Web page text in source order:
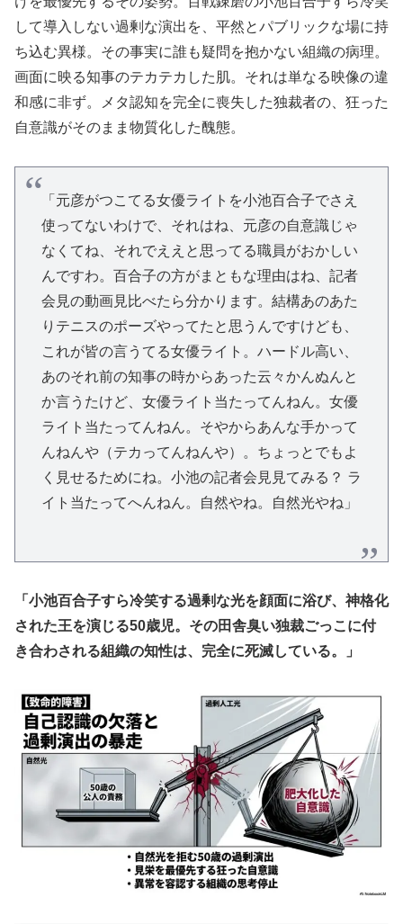
して導入しない過剰な演出を、平然とパブリックな場に持
ち込む異様。その事実に誰も疑問を抱かない組織の病理。
画面に映る知事のテカテカした肌。それは単なる映像の違
和感に非ず。メタ認知を完全に喪失した独裁者の、狂った
自意識がそのまま物質化した醜態。
「元彦がつこてる女優ライトを小池百合子でさえ
使ってないわけで、それはね、元彦の自意識じゃ
なくてね、それでええと思ってる職員がおかしい
んですわ。百合子の方がまともな理由はね、記者
会見の動画見比べたら分かります。結構あのあた
りテニスのポーズやってたと思うんですけども、
これが皆の言うてる女優ライト。ハードル高い、
あのそれ前の知事の時からあった云々かんぬんと
か言うたけど、女優ライト当たってんねん。女優
ライト当たってんねん。そやからあんな手かって
んねんや（テカってんねんや）。ちょっとでもよ
く見せるためにね。小池の記者会見見てみる？ ラ
イト当たってへんねん。自然やね。自然光やね」
「小池百合子すら冷笑する過剰な光を顔面に浴び、神格化
された王を演じる50歳児。その田舎臭い独裁ごっこに付
き合わされる組織の知性は、完全に死滅している。」